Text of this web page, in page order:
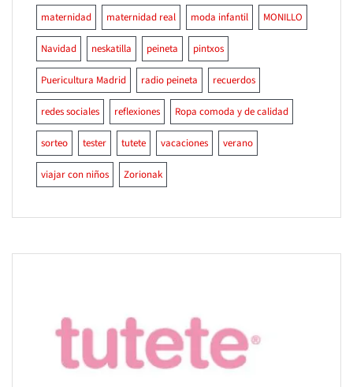
maternidad maternidad real moda infantil MONILLO
Navidad neskatilla peineta pintxos
Puericultura Madrid radio peineta recuerdos
redes sociales reflexiones Ropa comoda y de calidad
sorteo tester tutete vacaciones verano
viajar con niños Zorionak